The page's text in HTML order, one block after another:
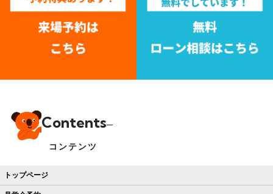
Contents
コンテンツ
トップページ